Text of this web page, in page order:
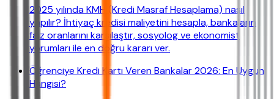
2025 yılında KMH (Kredi Masraf Hesaplama) nasıl
yapılır? İhtiyaç kredisi maliyetini hesapla, bankaların
faiz oranlarını karşılaştır, sosyolog ve ekonomist
yorumları ile en doğru kararı ver.
Öğrenciye Kredi Kartı Veren Bankalar 2026: En Uygun
Hangisi?